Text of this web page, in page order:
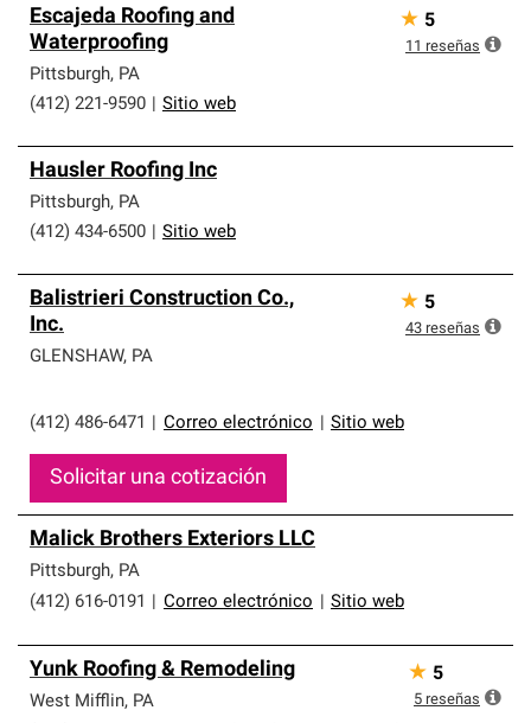
Escajeda Roofing and
Waterproofing
Pittsburgh, PA
(412) 221-9590
Sitio web
★ 5
11 reseñas
Hausler Roofing Inc
Pittsburgh, PA
(412) 434-6500
Sitio web
Balistrieri Construction Co.,
Inc.
GLENSHAW, PA
(412) 486-6471 Correo electrónico Sitio web
Solicitar una cotización
★ 5
43 reseñas
Malick Brothers Exteriors LLC
Pittsburgh, PA
(412) 616-0191
Correo electrónico Sitio web
Yunk Roofing & Remodeling
West Mifflin, PA
★ 5
5 reseñas